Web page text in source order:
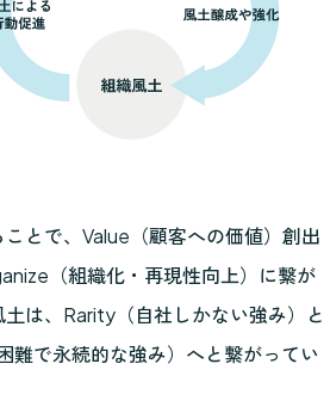
とで、Value（顧客への価値）創出
（組織化・再現性向上）に繋が
は、Rarity（自社しかない強み）と
難で永続的な強み）へと繋がってい